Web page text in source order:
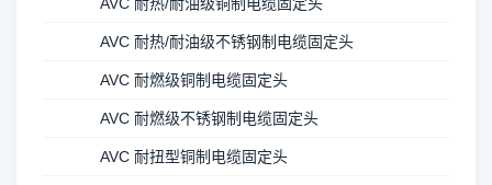
AVC 耐热/耐油级不锈钢制电缆固定头
AVC 耐燃级铜制电缆固定头
AVC 耐燃级不锈钢制电缆固定头
AVC 耐扭型铜制电缆固定头